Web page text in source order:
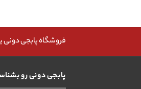
فروشگاه پابجی دونی
پابجی دونی رو